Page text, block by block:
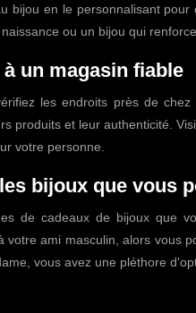
bijou en le personnalisant
ou un bijou qui
un magasin fiable
les endroits près de
produits et leur authenticité.
votre personne.
bijoux que vous
de cadeaux de bijoux que
votre ami masculin, alors vous
vous avez une pléthore